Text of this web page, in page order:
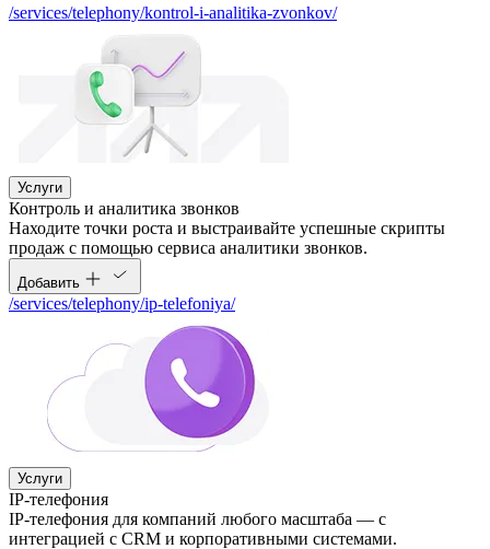
/services/telephony/kontrol-i-analitika-zvonkov/
Услуги
Контроль и аналитика звонков
Находите точки роста и выстраивайте успешные скрипты
продаж с помощью сервиса аналитики звонков.
Добавить
/services/telephony/ip-telefoniya/
Услуги
IP-телефония
IP-телефония для компаний любого масштаба — с
интеграцией с CRM и корпоративными системами.